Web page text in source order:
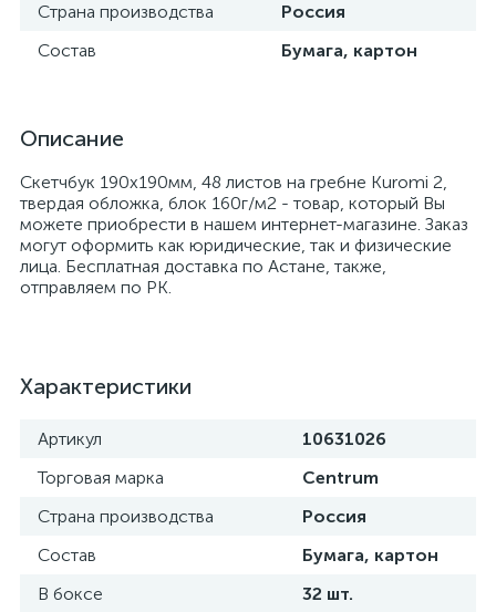
Страна производства
Россия
Состав
Бумага, картон
Описание
Скетчбук 190х190мм, 48 листов на гребне Kuromi 2,
твердая обложка, блок 160г/м2 - товар, который Вы
можете приобрести в нашем интернет-магазине. Заказ
могут оформить как юридические, так и физические
лица. Бесплатная доставка по Астане, также,
отправляем по РК.
Характеристики
Артикул
10631026
Торговая марка
Centrum
Страна производства
Россия
Состав
Бумага, картон
В боксе
32 шт.